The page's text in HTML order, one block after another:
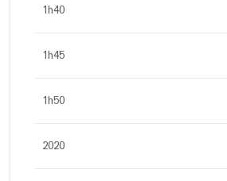
1h40
1h45
1h50
2020